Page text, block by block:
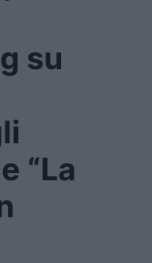
su
“La